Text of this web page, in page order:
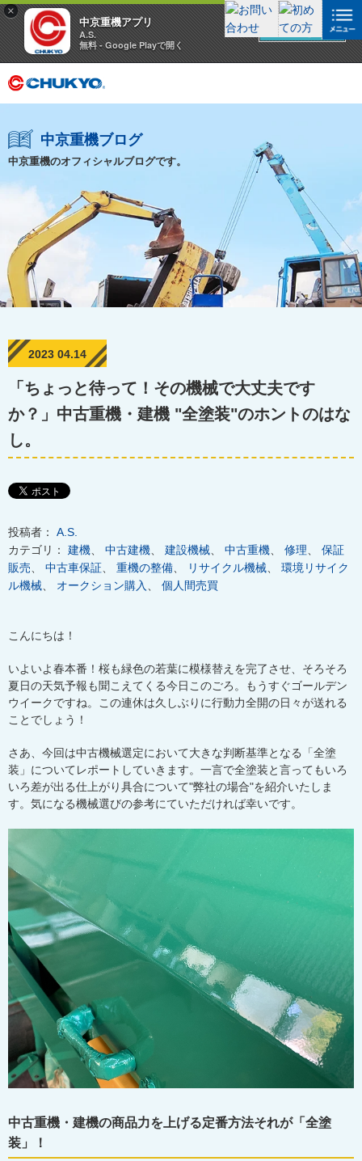
×
中京重機アプリ
A.S.
無料 - Google Playで開く
アプリを見る
中京重機ブログ
中京重機のオフィシャルブログです。
2023 04.14
「ちょっと待って！その機械で大丈夫です
か？」中古重機・建機 "全塗装"のホントのはな
し。
投稿者：
A.S.
カテゴリ： 建機 中古建機 建設機械 中古重機 修理
保証
販売
中古車保証 重機の整備 リサイクル機械
環境リサイク
ル機械
オークション購入 個人間売買
こんにちは！
いよいよ春本番！桜も緑色の若葉に模様替えを完了させ、そろそろ
夏日の天気予報も聞こえてくる今日このごろ。もうすぐゴールデン
ウイークですね。この連休は久しぶりに行動力全開の日々が送れる
ことでしょう！
さあ、今回は中古機械選定において大きな判断基準となる「全塗
装」についてレポートしていきます。一言で全塗装と言ってもいろ
いろ差が出る仕上がり具合について"弊社の場合"を紹介いたしま
す。気になる機械選びの参考にていただければ幸いです。
中古重機・建機の商品力を上げる定番方法それが「全塗
装」！